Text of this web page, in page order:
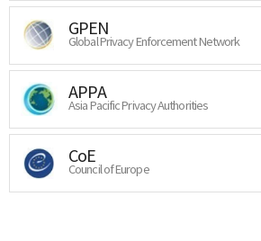
GPEN
Global Privacy Enforcement Network
APPA
Asia Pacific Privacy Authorities
CoE
Council of Europe